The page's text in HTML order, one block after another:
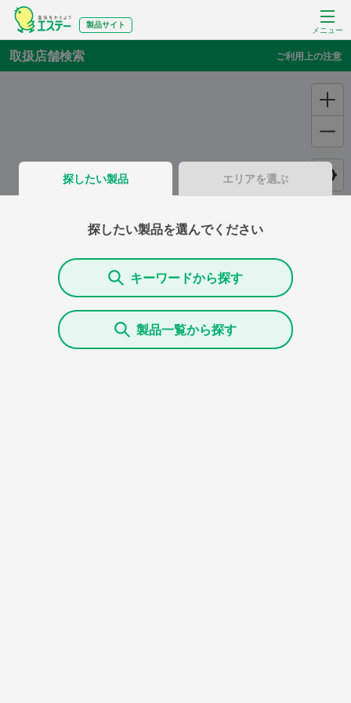
メニュー
製品サイト
取扱店舗検索 ご利用上の注意
探したい製品 エリアを選ぶ
探したい製品を選んでください
キーワードから探す
製品一覧から探す